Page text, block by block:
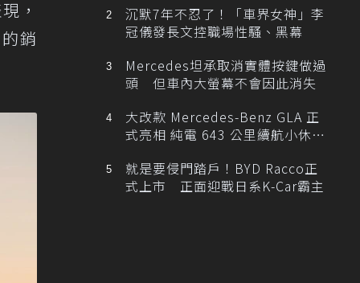
，
銷
沉默7年不忍了！「車界女神」李
冠儀發長文控職場性騷、黑幕
Mercedes坦承取消實體按鍵做過
頭 但車內大螢幕不會因此消失
大改款 Mercedes-Benz GLA 正
式亮相 純電 643 公里續航小休
就是要侵門踏戶！BYD Racco正
式上市 正面迎戰日系K-Car霸主